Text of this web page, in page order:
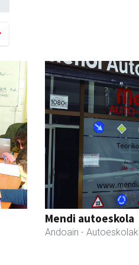
Mendi autoeskola
Andoain - Autoeskolak